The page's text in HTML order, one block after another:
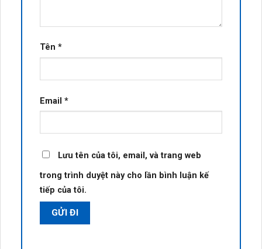
Tên *
Email *
Lưu tên của tôi, email, và trang web
trong trình duyệt này cho lần bình luận kế
tiếp của tôi.